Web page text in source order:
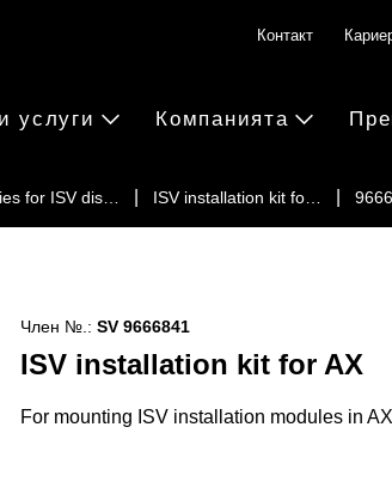
for ISV dis… ISV installation kit fo…
услуги Компанията
Контакт
ISV installation kit for AX
Член №.: SV 9666841
For mounting ISV installation modules in